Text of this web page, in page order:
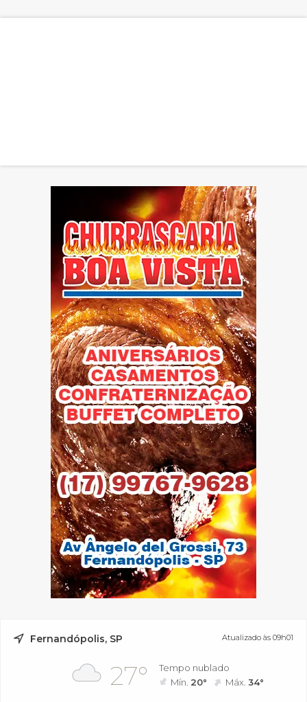
Fernandópolis, SP Atualizado às 09h01
27°
Tempo nublado
Mín. 20° Máx.34°